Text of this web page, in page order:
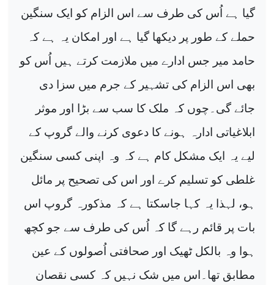
گیا ہے اُس کی طرف سے اس الزام کو ایک سنگین
حملے کے طور پر دیکھا گیا ہے اور امکان یہ ہے کہ
حامد میر جس ادارے میں ملازمت کرتے ہیں اُس کو
بھی اس الزام کی تشہیر کے جرم میں سزا دی
جائے گی۔چوں کہ ملک کا سب سے بڑا اور موثر
ابلاغیاتی ادارہ ہونے کا دعوی کرنے والے گروپ کے
لیے یہ ایک مشکل کام ہے کہ وہ اپنی کسی سنگین
غلطی کو تسلیم کرے اور اس کی تصحیح پر مائل
ہو، لہذا یہ کہا جاسکتا ہے کہ مذکورہ گروپ اس
بات پر قائم رہے گا کہ اُس کی طرف سے جو کچھ
ہوا وہ بالکل ٹھیک اور صحافتی اُصولوں کے عین
مطابق تھا۔اس میں شک نہیں کہ کسی نقصان